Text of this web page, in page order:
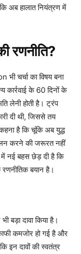
अब हालात नियंत्रण में
रणनीति?
चर्चा का विषय बना
कार्रवाई के 60 दिनों के
लेनी होती है। ट्रंप
दी थी, जिससे तय
है कि चूंकि अब युद्ध
करने की जरूरत नहीं
नई बहस छेड़ दी है कि
रणनीतिक बयान है।
बड़ा दावा किया है।
कमजोर हो गई है और
इन दावों की स्वतंत्र